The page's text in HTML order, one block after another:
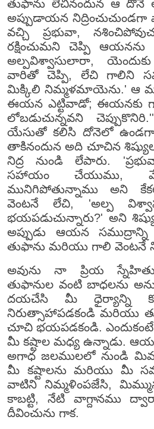
తుఫాను లేచినందున ఆ దోనె
అప్పుడాయన
వచ్చి ప్రభువా,
రక్షించుమని చెప్పి
అల్పవిశ్వాసులారా,
వారితో చెప్పి, లేచి గాలిని
మిక్కిలి నిమ్మళమాయెను.' ఆ
ఈయన ఎట్టివాడో; ఈయనకు
లోబడుచున్నవని
యేసుతో కలిసి దోనెలో ఉండగా
తాకినందున అది చూచిన
నిద్ర నుండి లేపారు.
సహాయం చేయుము,
మునిగిపోతున్నాము అని
వెంటనే లేచి, 'అల్ప
భయపడుచున్నారు?' అని
అప్పుడు ఆయన
తుఫాను మరియు గాలి వెంటనే
అవును నా ప్రియ
తుఫానుల వంటి బాధలను
దయచేసి మీ ధైర్యాన్ని
నిరుత్సాహాపడకండి మరియు
చూచి భయపడకండి.
మీ కష్టాల మధ్య ఉన్నాడు.
అగాధ జలములలో నుండి
మీ కష్టాలను మరియు మీ
వాటిని నిమ్మళింపజేసి,
కాబట్టి, నేటి వాగ్దానము
దీవించును గాక.